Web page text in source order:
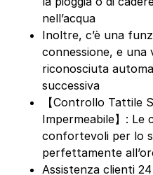
nell’acqua
Inoltre, c’è una
connessione, e una
riconosciuta
successiva
【Controllo Tattile
Impermeabile】:
confortevoli per lo
perfettamente
Assistenza clienti